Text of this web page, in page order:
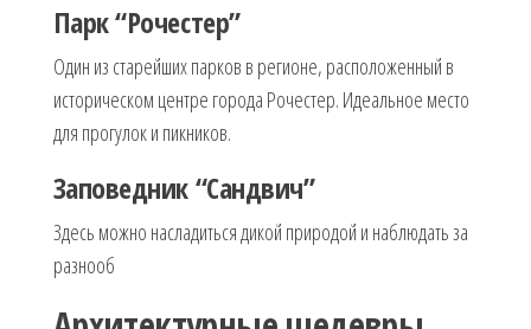
Парк “Рочестер”
Один из старейших парков в регионе, расположенный в
историческом центре города Рочестер. Идеальное место
для прогулок и пикников.
Заповедник “Сандвич”
Здесь можно насладиться дикой природой и наблюдать за
разнооб